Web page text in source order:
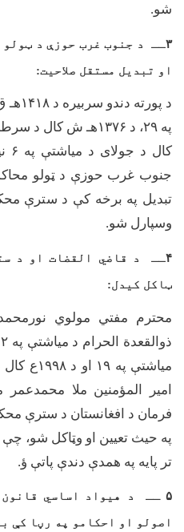
شو.
۳ــ د جنوب غرب حوزې د
او تبديل مستقل صلاحيت:
د پورته دندو سربیره د۱۴۱۸هـ
په ۲۹، د ۱۳۷۶هـ ش کال د
کال د جولای د میاشتې په ۶
جنوب غرب حوزې د ټولو
تبدیل په برخه کې د سترې
وسپارل شو.
۴ــ د قاضي القضات او د
ټاکل کیدل:
محترم مفتي مولوي
ذوالقعدة الحرام د میاشتې په
میاشتې په ۱۹ او د ۱۹۹۸ع کال
امیر المؤمنین ملا
فرمان د افغانستان د سترې
په حیث تعیین او وټاکل شو،
تر پایه په همدې دندې پاتې ؤ.
۵ ــ د هیواد اساسي
اصولو او احکامو په رڼا کې